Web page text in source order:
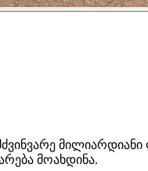
მძვინვარე
მოახდინა.